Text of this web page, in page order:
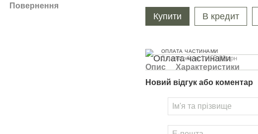
Повернення
Купити В кредит
ОПЛАТА ЧАСТИНАМИ
3 платежі по 1 465.00 грн
Опис
Характеристики
Новий відгук або коментар